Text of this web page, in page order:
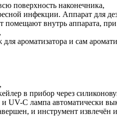
поверхность наконечника,
инфекции. Аппарат для
внутрь аппарата, при
ароматизатора и сам
в прибор через
UV-C лампа автоматически
и инструмент извлечён